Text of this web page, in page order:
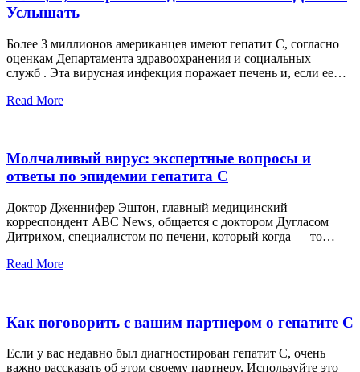
Услышать
Более 3 миллионов американцев имеют гепатит С, согласно
оценкам Департамента здравоохранения и социальных
служб . Эта вирусная инфекция поражает печень и, если ее…
Read More
Молчаливый вирус: экспертные вопросы и
ответы по эпидемии гепатита С
Доктор Дженнифер Эштон, главный медицинский
корреспондент ABC News, общается с доктором Дугласом
Дитрихом, специалистом по печени, который когда — то…
Read More
Как поговорить с вашим партнером о гепатите С
Если у вас недавно был диагностирован гепатит С, очень
важно рассказать об этом своему партнеру. Используйте это